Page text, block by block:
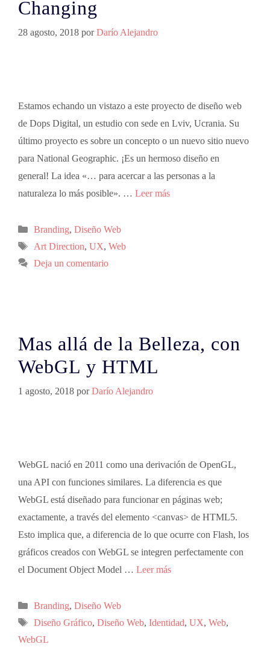
Changing
28 agosto, 2018 porDarío Alejandro
Estamos echando un vistazo a este proyecto de diseño web
de Dops Digital, un estudio con sede en Lviv, Ucrania. Su
último proyecto es sobre un concepto o un nuevo sitio nuevo
para National Geographic. ¡Es un hermoso diseño en
general! La idea «… para acercar a las personas a la
naturaleza lo más posible». … Leer más
Branding, Diseño Web
Art Direction, UX, Web
Deja un comentario
Mas allá de la Belleza, con
WebGL y HTML
1 agosto, 2018 porDarío Alejandro
WebGL nació en 2011 como una derivación de OpenGL,
una API con funciones similares. La diferencia es que
WebGL está diseñado para funcionar en páginas web;
exactamente, a través del elemento <canvas> de HTML5.
Esto implica que, a diferencia de lo que ocurre con Flash, los
gráficos creados con WebGL se integren perfectamente con
el Document Object Model … Leer más
Branding, Diseño Web
Diseño Gráfico, Diseño Web, Identidad, UX, Web,
WebGL